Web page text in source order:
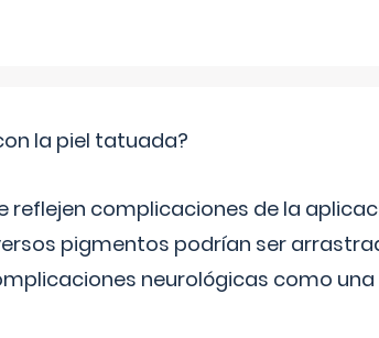
la piel tatuada?
reflejen complicaciones de la
pigmentos podrían ser
neurológicas como